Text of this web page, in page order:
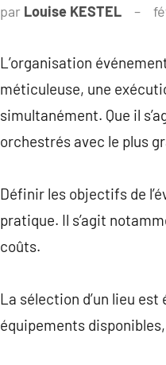
par Louise KESTEL
L’organisation
méticuleuse, une
simultanément. Que il
orchestrés avec le plus
Définir les objectifs de
pratique. Il s’agit
coûts.
La sélection d’un lieu
équipements